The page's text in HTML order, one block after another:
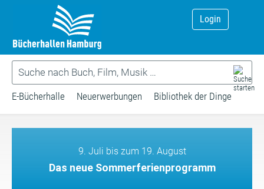
Login
E-Bücherhalle Neuerwerbungen Bibliothek der Dinge
9. Juli bis zum 19. August
Das neue Sommerferienprogramm